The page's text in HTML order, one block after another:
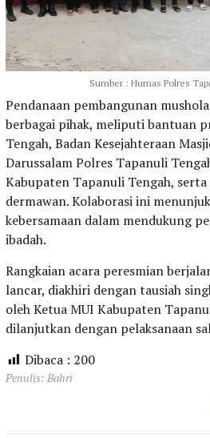
Sumber : Humas Polres
Pendanaan pembangunan
berbagai pihak, meliputi bantuan
Tengah, Badan Kesejahteraan
Darussalam Polres Tapanuli
Kabupaten Tapanuli Tengah,
dermawan. Kolaborasi ini
kebersamaan dalam mendukung
ibadah.
Rangkaian acara peresmian
lancar, diakhiri dengan tausiah
oleh Ketua MUI Kabupaten
dilanjutkan dengan pelaksanaan
Dibaca : 200
Penulis: Bahri